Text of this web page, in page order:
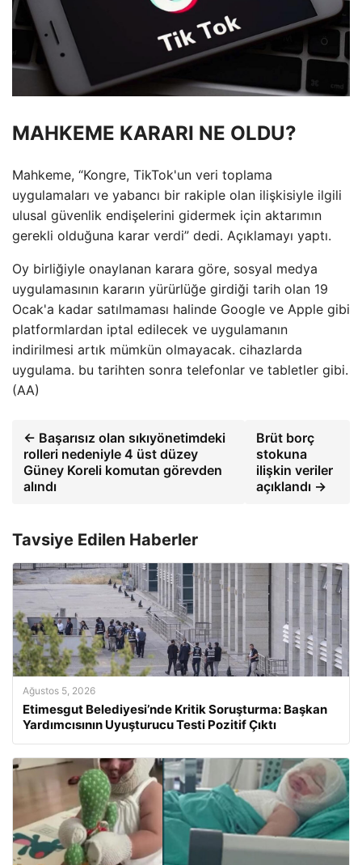
MAHKEME KARARI NE OLDU?
Mahkeme, “Kongre, TikTok'un veri toplama
uygulamaları ve yabancı bir rakiple olan ilişkisiyle ilgili
ulusal güvenlik endişelerini gidermek için aktarımın
gerekli olduğuna karar verdi” dedi. Açıklamayı yaptı.
Oy birliğiyle onaylanan karara göre, sosyal medya
uygulamasının kararın yürürlüğe girdiği tarih olan 19
Ocak'a kadar satılmaması halinde Google ve Apple gibi
platformlardan iptal edilecek ve uygulamanın
indirilmesi artık mümkün olmayacak. cihazlarda
uygulama. bu tarihten sonra telefonlar ve tabletler gibi.
(AA)
← Başarısız olan sıkıyönetimdeki
rolleri nedeniyle 4 üst düzey
Güney Koreli komutan görevden
alındı
Brüt borç
stokuna
ilişkin veriler
açıklandı →
Tavsiye Edilen Haberler
Ağustos 5, 2026
Etimesgut Belediyesi’nde Kritik Soruşturma: Başkan
Yardımcısının Uyuşturucu Testi Pozitif Çıktı